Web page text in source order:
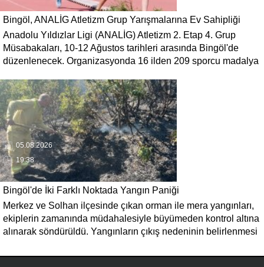
Bingöl, ANALİG Atletizm Grup Yarışmalarına Ev Sahipliği
Yapacak
Anadolu Yıldızlar Ligi (ANALİG) Atletizm 2. Etap 4. Grup
Müsabakaları, 10-12 Ağustos tarihleri arasında Bingöl'de
düzenlenecek. Organizasyonda 16 ilden 209 sporcu madalya
05.08.2026
19:38
Bingöl'de İki Farklı Noktada Yangın Paniği
Merkez ve Solhan ilçesinde çıkan orman ile mera yangınları,
ekiplerin zamanında müdahalesiyle büyümeden kontrol altına
alınarak söndürüldü. Yangınların çıkış nedeninin belirlenmesi